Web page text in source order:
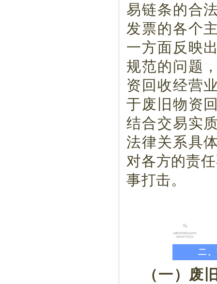
易链条的合
发票的各个
一方面反映
规范的问题
资回收经营
于废旧物资
结合交易实
法律关系具
对各方的责
事打击。
二
（一）废